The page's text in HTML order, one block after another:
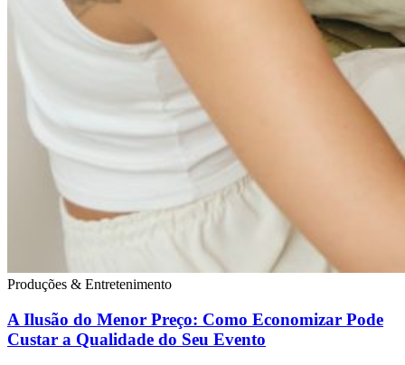
Produções & Entretenimento
A Ilusão do Menor Preço: Como Economizar Pode
Custar a Qualidade do Seu Evento